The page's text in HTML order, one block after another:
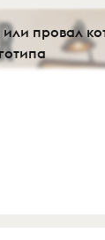
провал